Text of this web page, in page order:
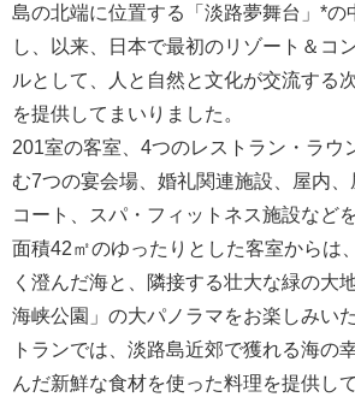
島の北端に位置する「淡路夢舞台」*の
し、以来、日本で最初のリゾート＆コ
ルとして、人と自然と文化が交流する
を提供してまいりました。
201室の客室、4つのレストラン・ラウ
む7つの宴会場、婚礼関連施設、屋内
コート、スパ・フィットネス施設など
面積42㎡のゆったりとした客室からは
く澄んだ海と、隣接する壮大な緑の大
海峡公園」の大パノラマをお楽しみい
トランでは、淡路島近郊で獲れる海の
んだ新鮮な食材を使った料理を提供し